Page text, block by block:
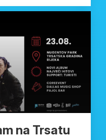
na Trsatu